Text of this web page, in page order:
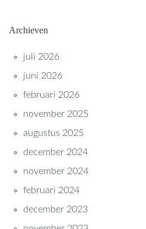
Archieven
juli 2026
juni 2026
februari 2026
november 2025
augustus 2025
december 2024
november 2024
februari 2024
december 2023